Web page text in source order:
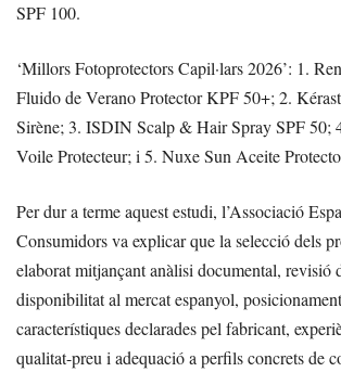
SPF 100.
‘Millors Fotoprotectors Capil·lars 2026’: 1.
Fluido de Verano Protector KPF 50+; 2.
Sirène; 3. ISDIN Scalp & Hair Spray SPF 50;
Voile Protecteur; i 5. Nuxe Sun Aceite
Per dur a terme aquest estudi, l’Associació
Consumidors va explicar que la selecció dels
elaborat mitjançant anàlisi documental, revisió
disponibilitat al mercat espanyol,
característiques declarades pel fabricant,
qualitat-preu i adequació a perfils concrets de